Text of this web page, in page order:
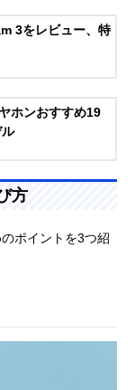
3をレビュー、特
ホンおすすめ19
方
ポイントを3つ紹